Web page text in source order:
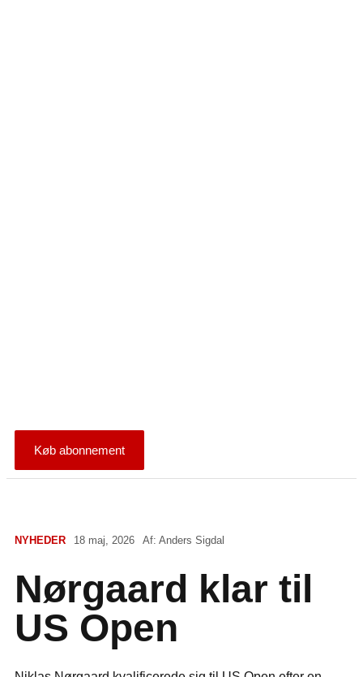
Køb abonnement
NYHEDER 18 maj, 2026 Af: Anders Sigdal
Nørgaard klar til
US Open